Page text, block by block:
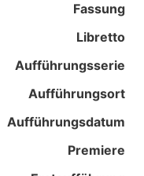
Fassung
Libretto
Aufführungsserie
Aufführungsort
Aufführungsdatum
Premiere